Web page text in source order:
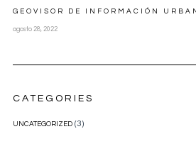
GEOVISOR DE INFORMACIÓN
agosto 28, 2022
CATEGORIES
UNCATEGORIZED(3)